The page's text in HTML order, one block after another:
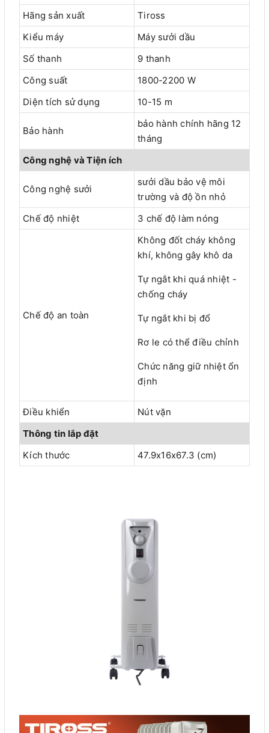
Hãng sản xuất
Tiross
Kiểu máy
Máy sưởi dầu
Số thanh
9 thanh
Công suất
1800-2200 W
Diện tích sử dụng
10-15 m
Bảo hành
bảo hành chính hãng 12
tháng
Công nghệ và Tiện ích
Công nghệ sưởi
sưởi dầu bảo vệ môi
trường và độ ồn nhỏ
Chế độ nhiệt
3 chế độ làm nóng
Chế độ an toàn
Không đốt cháy không
khí, không gây khô da
Tự ngắt khi quá nhiệt -
chống cháy
Tự ngắt khi bị đổ
Rơ le có thể điều chỉnh
Chức năng giữ nhiệt ổn
định
Điều khiển
Nút vặn
Thông tin lắp đặt
Kích thước
47.9x16x67.3 (cm)